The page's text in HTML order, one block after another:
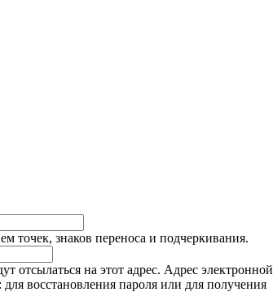
точек, знаков переноса и подчеркивания.
отсылаться на этот адрес. Адрес электронной
восстановления пароля или для получения